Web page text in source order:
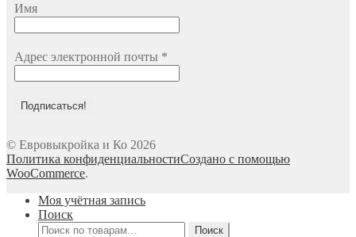
Имя
Адрес электронной почты *
© Евровыкройка и Ко 2026
Политика конфиденциальностиСоздано с помощью
WooCommerce.
Моя учётная запись
Поиск
Искать:
Поиск